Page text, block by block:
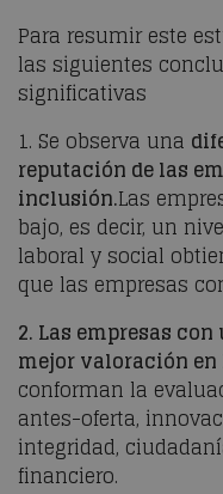
Para resumir este
las siguientes
significativas
1. Se observa una
reputación de las
inclusión.Las
bajo, es decir, un
laboral y social
que las empresas
2. Las empresas
mejor valoración
conforman la
antes-oferta,
integridad,
financiero.